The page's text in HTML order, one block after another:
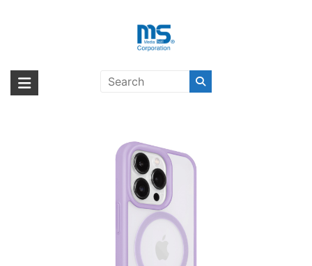
海外輸入ブランド商品｜株式会社
海外事業部が取り揃えている海外輸入商品には、日本では珍しい「海外ブ
ランド」をはじめ「ユニークな商品」「機能的な商品」「コストパフォー
14 Pro Lavender〔ラウト〕